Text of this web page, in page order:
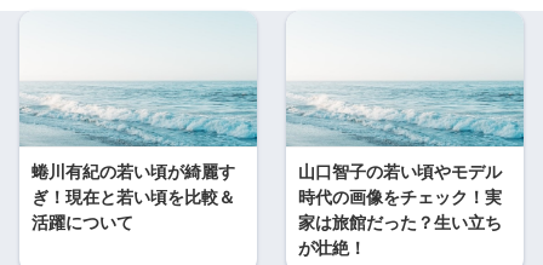
蜷川有紀の若い頃が綺麗す
ぎ！現在と若い頃を比較＆
活躍について
山口智子の若い頃やモデル
時代の画像をチェック！実
家は旅館だった？生い立ち
が壮絶！